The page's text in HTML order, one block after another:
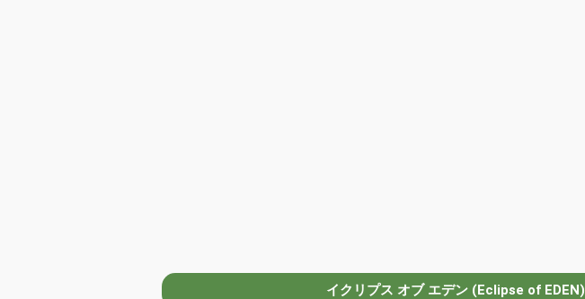
イクリプス オブ エデン (Eclipse of EDEN)